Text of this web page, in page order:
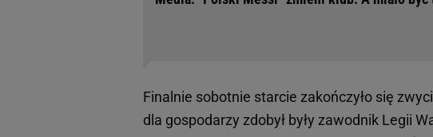
Finalnie sobotnie starcie zakończyło się
dla gospodarzy zdobył były zawodnik Legii